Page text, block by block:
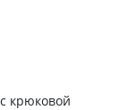
крюковой